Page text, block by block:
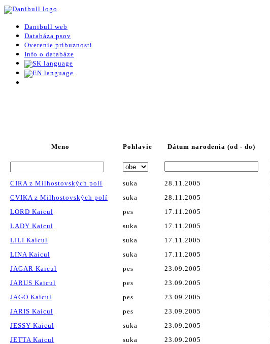
Danibull web
Databáza psov
Overenie príbuznosti
Info o databáze
Meno Pohlavie Dátum narodenia (od - do)
CIRA z Milhostovských polí suka 28.11.2005
CVIKA z Milhostovských polí
suka 28.11.2005
LORD Kaicul
pes 17.11.2005
LADY Kaicul
suka 17.11.2005
LILI Kaicul
suka 17.11.2005
LINA Kaicul
suka 17.11.2005
JAGAR Kaicul
pes 23.09.2005
JARUS Kaicul
pes 23.09.2005
JAGO Kaicul
pes 23.09.2005
JARIS Kaicul
pes 23.09.2005
JESSY Kaicul
suka 23.09.2005
JETTA Kaicul
suka 23.09.2005